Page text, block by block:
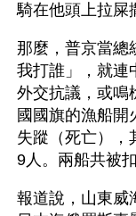
騎在他頭上拉屎
那麼，普京當總
我打誰」，就連
外交抗議，或鳴
國國旗的漁船
失蹤（死亡），
9人。兩船共被
報道說，山東威